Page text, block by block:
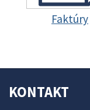
Faktúry
KONTAKT